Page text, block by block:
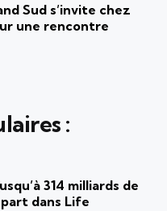
Sud s’invite chez
une rencontre
:
314 milliards de
part dans Life